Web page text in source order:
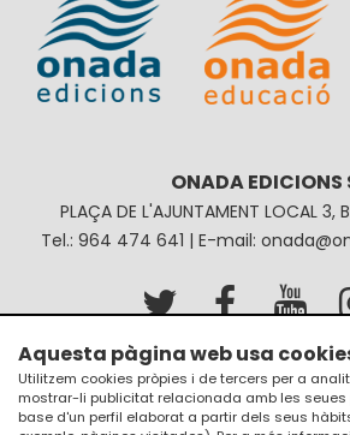
ONADA EDICIONS
PLAÇA DE L'AJUNTAMENT LOCAL 3,
Tel.: 964 474 641 | E-mail:
Avís legal
Política de
Política de galetes
Aquesta pàgina web usa
Utilitzem cookies pròpies i de tercers per a
mostrar-li publicitat relacionada amb les seues
base d'un perfil elaborat a partir dels seus